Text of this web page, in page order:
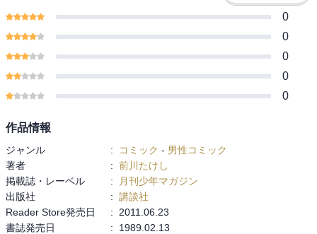
0
0
0
0
0
作品情報
ジャンル : コミック - 男性コミック
著者
: 前川たけし
掲載誌・レーベル
:
月刊少年マガジン
出版社
: 講談社
Reader Store発売日
:
2011.06.23
書誌発売日
:
1989.02.13